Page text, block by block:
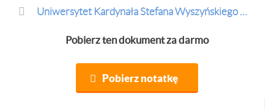
Uniwersytet Kardynała Stefana Wyszyńskiego w Warszawie
Pobierz ten dokument za darmo
Pobierz notatkę